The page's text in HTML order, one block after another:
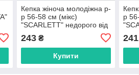
Кепка жіноча молодіжна р-
р 56-58 см (мікс)
"SCARLETT" недорого від
243₴
Купити
р
241